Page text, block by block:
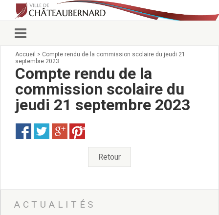
Vie municipale
Conseillers municipaux
Commissions 2026
Prendre rendez-vous
Arrêtés du Maire
Services municipaux
Organigramme
Pour venir nous voir
État civil/élections/formalités
Affaires Scolaires
Accueil > Compte rendu de la commission scolaire du jeudi 21
septembre 2023
Compte rendu de la
commission scolaire du
jeudi 21 septembre 2023
Save
Retour
ACTUALITÉS